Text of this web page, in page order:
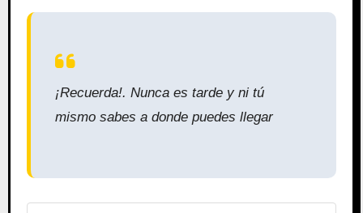
¡Recuerda!. Nunca es tarde y ni tú
mismo sabes a donde puedes llegar